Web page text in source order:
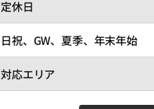
定休日
日祝、GW、夏季、年末年始
対応エリア